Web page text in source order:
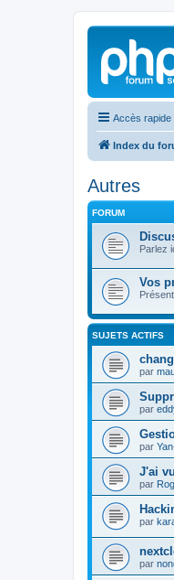
Accès rapide
Index du
Autres
FORUM
Parlez
Vos
SUJETS ACTIFS
par
par
par
J'ai
par
par
par